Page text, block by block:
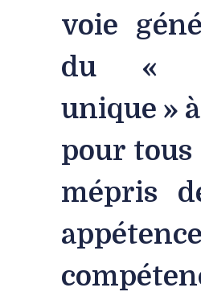
voie
du «
unique »
pour
mépris